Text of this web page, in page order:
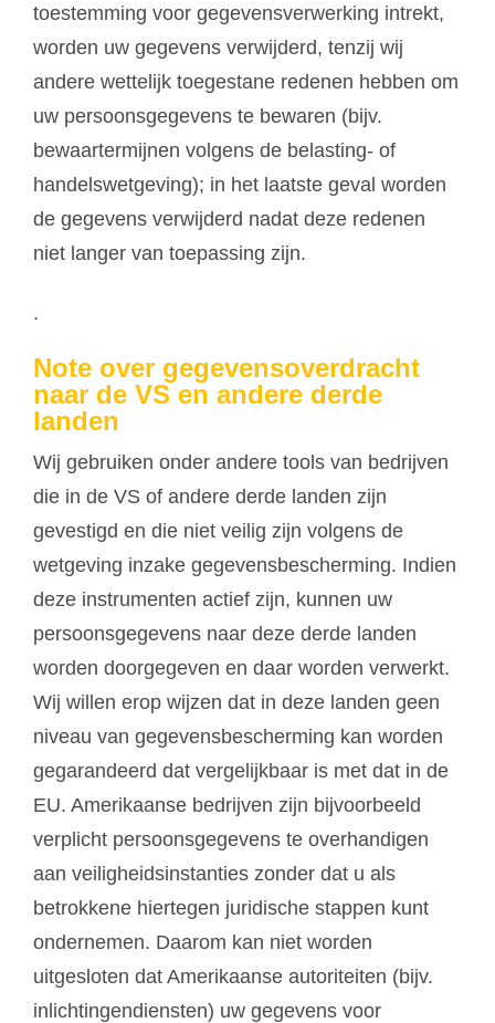
toestemming voor gegevensverwerking intrekt,
worden uw gegevens verwijderd, tenzij wij
andere wettelijk toegestane redenen hebben om
uw persoonsgegevens te bewaren (bijv.
bewaartermijnen volgens de belasting- of
handelswetgeving); in het laatste geval worden
de gegevens verwijderd nadat deze redenen
niet langer van toepassing zijn.
.
Note over gegevensoverdracht
naar de VS en andere derde
landen
Wij gebruiken onder andere tools van bedrijven
die in de VS of andere derde landen zijn
gevestigd en die niet veilig zijn volgens de
wetgeving inzake gegevensbescherming. Indien
deze instrumenten actief zijn, kunnen uw
persoonsgegevens naar deze derde landen
worden doorgegeven en daar worden verwerkt.
Wij willen erop wijzen dat in deze landen geen
niveau van gegevensbescherming kan worden
gegarandeerd dat vergelijkbaar is met dat in de
EU. Amerikaanse bedrijven zijn bijvoorbeeld
verplicht persoonsgegevens te overhandigen
aan veiligheidsinstanties zonder dat u als
betrokkene hiertegen juridische stappen kunt
ondernemen. Daarom kan niet worden
uitgesloten dat Amerikaanse autoriteiten (bijv.
inlichtingendiensten) uw gegevens voor